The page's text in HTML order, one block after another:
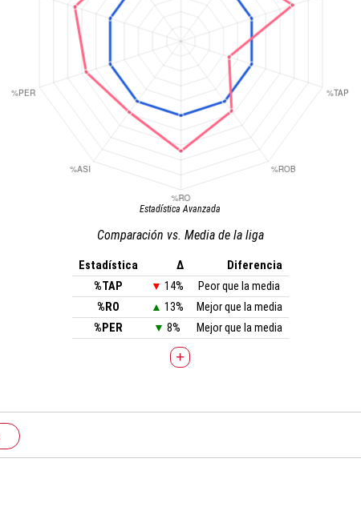
Estadística Avanzada
Comparación vs. Media de la liga
Estadística Δ
Diferencia
%TAP
▼ 14%
Peor que la media
%RO
▲ 13%
Mejor que la media
%PER
▼ 8% Mejor que la media
+